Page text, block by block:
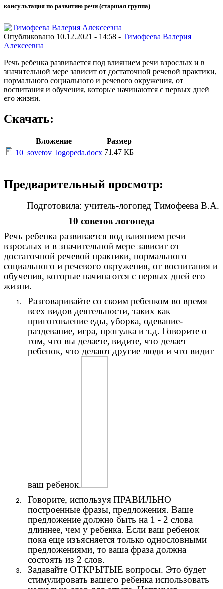
консультация по развитию речи (старшая группа)
Опубликовано 10.12.2021 - 14:58 - Тимофеева Валерия
Алексеевна
Речь ребенка развивается под влиянием речи взрослых и в
значительной мере зависит от достаточной речевой практики,
нормального социального и речевого окружения, от
воспитания и обучения, которые начинаются с первых дней
его жизни.
Скачать:
Вложение
Размер
10_sovetov_logopeda.docx 71.47 КБ
Предварительный просмотр:
Подготовила: учитель-логопед Тимофеева В.А.
10 советов логопеда
Речь ребенка развивается под влиянием речи
взрослых и в значительной мере зависит от
достаточной речевой практики, нормального
социального и речевого окружения, от воспитания и
обучения, которые начинаются с первых дней его
жизни.
Разговаривайте со своим ребенком во время
всех видов деятельности, таких как
приготовление еды, уборка, одевание-
раздевание, игра, прогулка и т.д. Говорите о
том, что вы делаете, видите, что делает
ребенок, что делают другие люди и что видит
ваш ребенок.
Говорите, используя ПРАВИЛЬНО
построенные фразы, предложения. Ваше
предложение должно быть на 1 - 2 слова
длиннее, чем у ребенка. Если ваш ребенок
пока еще изъясняется только однословными
предложениями, то ваша фраза должна
состоять из 2 слов.
Задавайте ОТКРЫТЫЕ вопросы. Это будет
стимулировать вашего ребенка использовать